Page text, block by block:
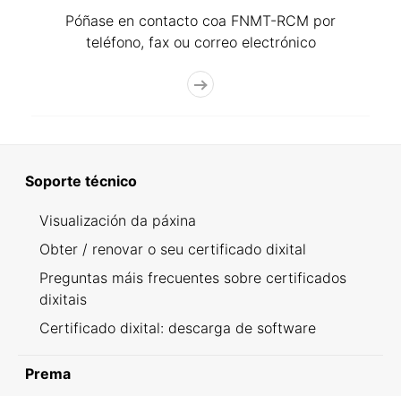
Póñase en contacto coa FNMT-RCM por
teléfono, fax ou correo electrónico
Soporte técnico
Visualización da páxina
Obter / renovar o seu certificado dixital
Preguntas máis frecuentes sobre certificados
dixitais
Certificado dixital: descarga de software
Prema